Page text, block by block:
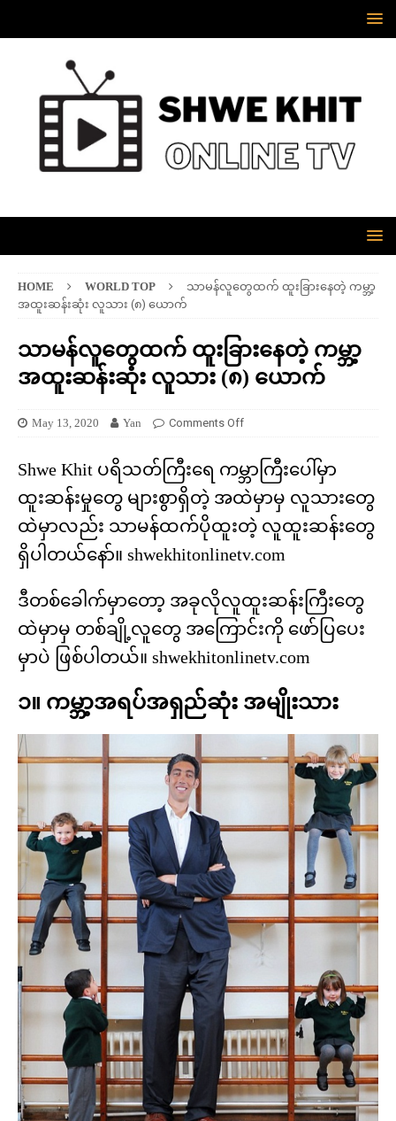
HOME WORLD TOP
သာမန်လူတွေထက် ထူးခြားနေတဲ့ ကမ္ဘာ့
အထူးဆန်းဆုံး လူသား (၈) ယောက်
သာမန်လူတွေထက် ထူးခြားနေတဲ့ ကမ္ဘာ့
အထူးဆန်းဆုံး လူသား (၈) ယောက်
May 13, 2020 Yan Comments Off
Shwe Khit ပရိသတ်ကြီးရေ ကမ္ဘာကြီးပေါ်မှာ
ထူးဆန်းမှုတွေ များစွာရှိတဲ့ အထဲမှာမှ လူသားတွေ
ထဲမှာလည်း သာမန်ထက်ပိုထူးတဲ့ လူထူးဆန်းတွေ
ရှိပါတယ်နော်။ shwekhitonlinetv.com
ဒီတစ်ခေါက်မှာတော့ အခုလိုလူထူးဆန်းကြီးတွေ
ထဲမှာမှ တစ်ချို့လူတွေ အကြောင်းကို ဖော်ပြပေး
မှာပဲ ဖြစ်ပါတယ်။ shwekhitonlinetv.com
၁။ ကမ္ဘာ့အရပ်အရှည်ဆုံး အမျိုးသား